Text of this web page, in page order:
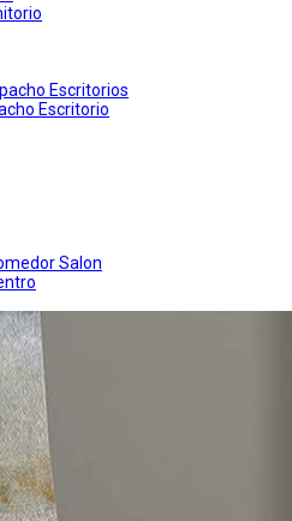
Escritorios
Escritorio
Salon